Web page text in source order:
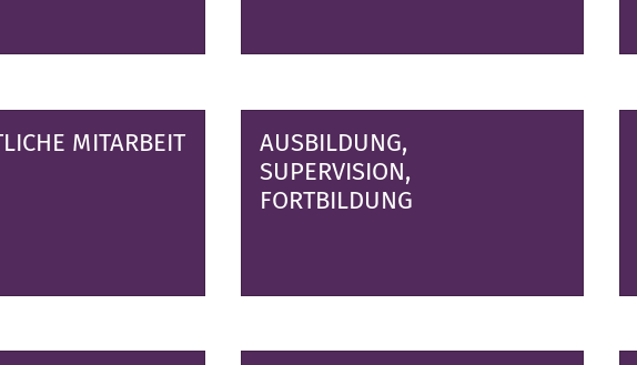
MITARBEIT
AUSBILDUNG,
SUPERVISION,
FORTBILDUNG